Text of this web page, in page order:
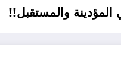
المؤدينة والمستقبل!!